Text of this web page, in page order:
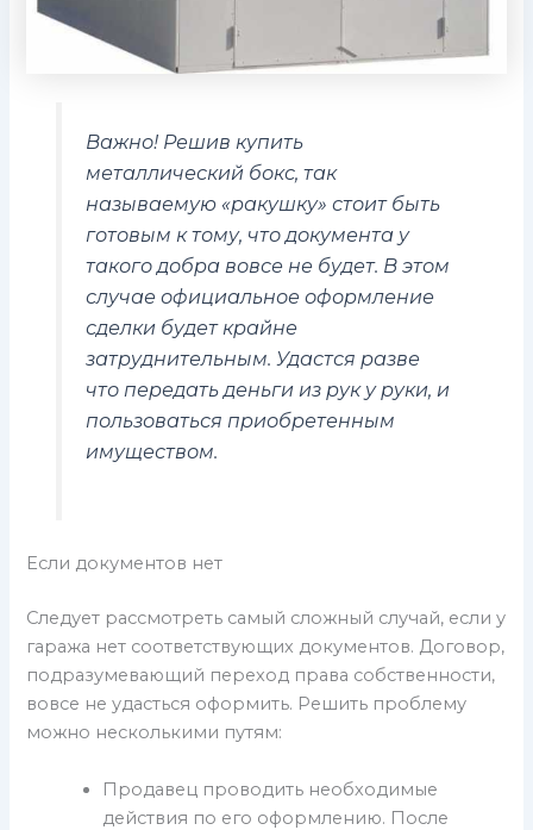
Важно! Решив купить
металлический бокс, так
называемую «ракушку» стоит быть
готовым к тому, что документа у
такого добра вовсе не будет. В этом
случае официальное оформление
сделки будет крайне
затруднительным. Удастся разве
что передать деньги из рук у руки, и
пользоваться приобретенным
имуществом.
Если документов нет
Следует рассмотреть самый сложный случай, если у
гаража нет соответствующих документов. Договор,
подразумевающий переход права собственности,
вовсе не удасться оформить. Решить проблему
можно несколькими путям:
Продавец проводить необходимые
действия по его оформлению. После